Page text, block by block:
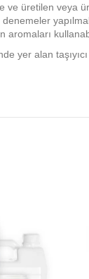
ve üretilen veya
aromaları
yer alan